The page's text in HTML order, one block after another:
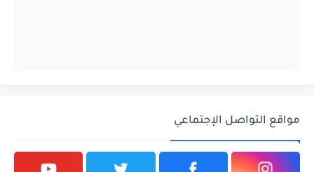
مواقع التواصل الإجتماعي